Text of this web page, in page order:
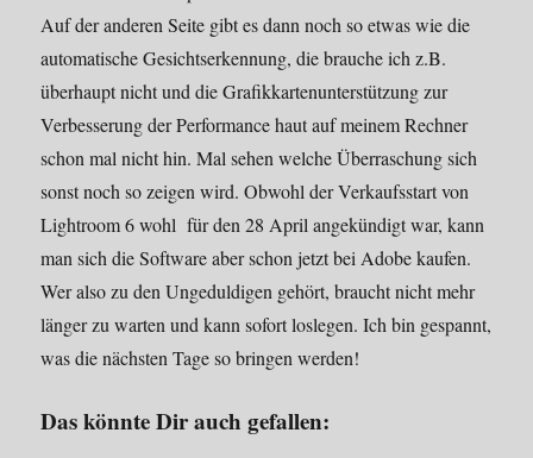
Auf der anderen Seite gibt es dann noch so etwas wie die
automatische Gesichtserkennung, die brauche ich z.B.
überhaupt nicht und die Grafikkartenunterstützung zur
Verbesserung der Performance haut auf meinem Rechner
schon mal nicht hin. Mal sehen welche Überraschung sich
sonst noch so zeigen wird. Obwohl der Verkaufsstart von
Lightroom 6 wohl für den 28 April angekündigt war, kann
man sich die Software aber schon jetzt bei Adobe kaufen.
Wer also zu den Ungeduldigen gehört, braucht nicht mehr
länger zu warten und kann sofort loslegen. Ich bin gespannt,
was die nächsten Tage so bringen werden!
Das könnte Dir auch gefallen: